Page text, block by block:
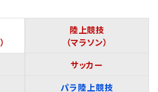
陸上競技
（マラソン）
サッカー
パラ陸上競技